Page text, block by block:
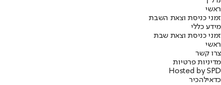
ראשי
זמני כניסת וצאת השבת
מידע כללי
זמני כניסת וצאת שבת
ראשי
צרו קשר
מדיניות פרטיות
Hosted by SPD
כדאילהכיר